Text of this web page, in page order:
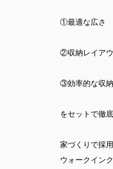
①最適な広さ
②収納レイアウ
③効率的な収
をセットで徹
家づくりで採
ウォークイン